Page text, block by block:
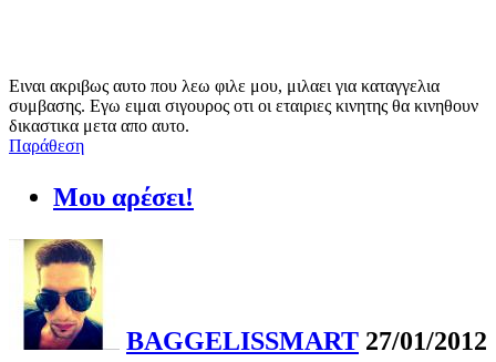
Ειναι ακριβως αυτο που λεω φιλε μου, μιλαει για καταγγελια
συμβασης. Εγω ειμαι σιγουρος οτι οι εταιριες κινητης θα κινηθουν
δικαστικα μετα απο αυτο.
Παράθεση
Μου αρέσει!
BAGGELISSMART 27/01/2012